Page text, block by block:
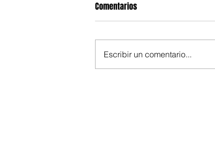
Comentarios
Escribir un comentario...